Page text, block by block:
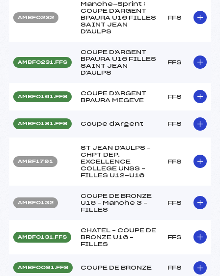
AMBF0232
Manche-Sprint :
COUPE D'ARGENT
BPAURA U16 FILLES
SAINT JEAN
D'AULPS
FFS
AMBF0231.FFS
COUPE D'ARGENT
BPAURA U16 FILLES
SAINT JEAN
D'AULPS
FFS
AMBF0161.FFS
COUPE D'ARGENT
BPAURA MEGEVE
FFS
AMBF0181.FFS Coupe d'Argent FFS
AMBF1791
ST JEAN D'AULPS –
CHPT DEP.
EXCELLENCE
COLLEGE UNSS –
FILLES U12-U16
FFS
AMBF0132
COUPE DE BRONZE
U16 – Manche 3 –
FILLES
FFS
AMBF0131.FFS
CHATEL – COUPE DE
BRONZE U16 –
FILLES
FFS
AMBF0091.FFS COUPE DE BRONZE FFS